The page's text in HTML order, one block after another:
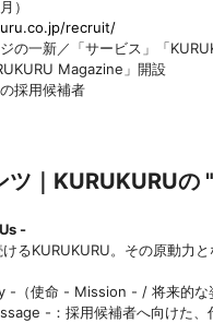
）
recruit/
の一新／「サービス」「
Magazine」開設
採用候補者
ツ｜KURUKURUの
-
るKURUKURU。その原動力
-（使命 - Mission - / 将来的な
-：採用候補者へ向けた、